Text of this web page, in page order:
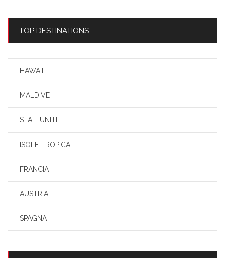
TOP DESTINATIONS
HAWAII
MALDIVE
STATI UNITI
ISOLE TROPICALI
FRANCIA
AUSTRIA
SPAGNA